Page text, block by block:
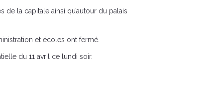
la capitale ainsi qu’autour du palais
et écoles ont fermé.
du 11 avril ce lundi soir.